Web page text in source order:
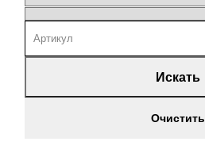
Искать
Очистить